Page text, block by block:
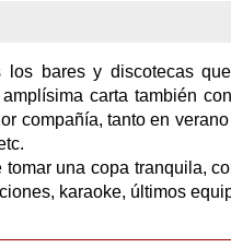
los bares y discotecas
carta también
compañía, tanto en
una copa tranquila,
karaoke, últimos